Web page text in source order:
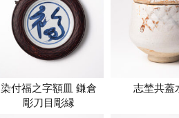
染付福之字額皿 鎌倉
彫刀目彫縁
志埜共蓋